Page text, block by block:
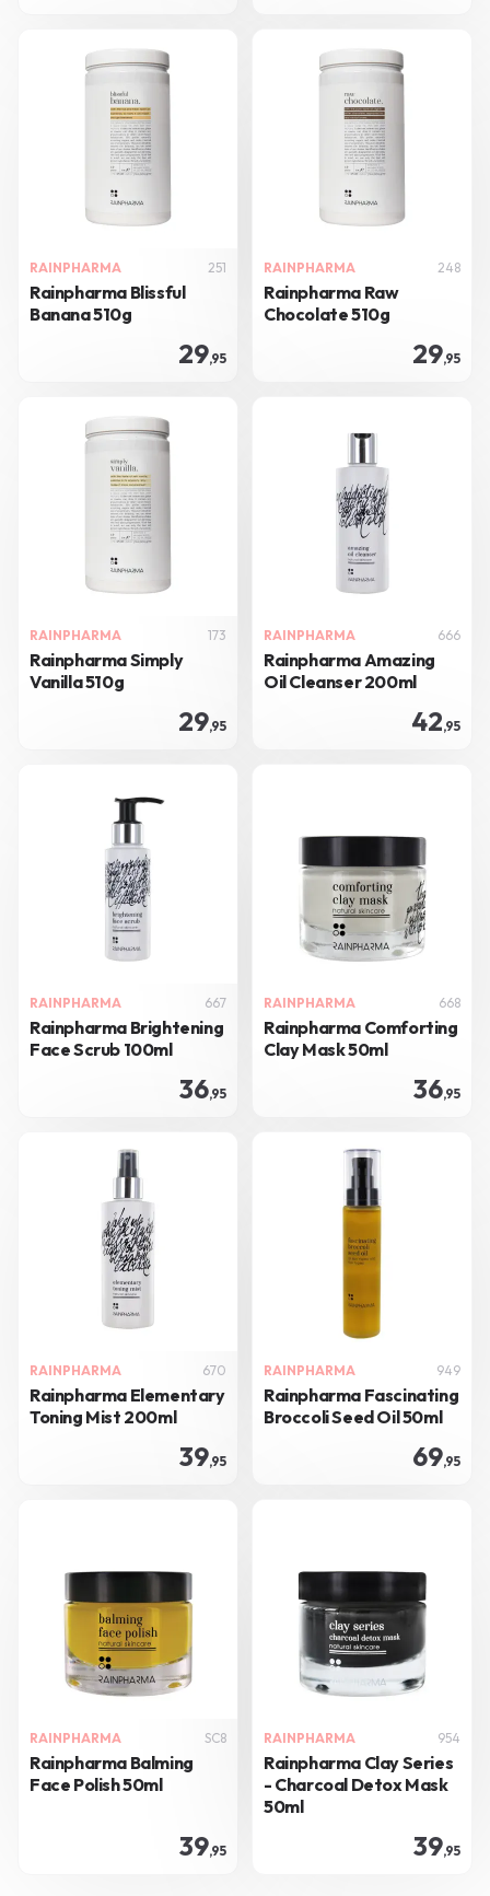
RAINPHARMA 251
Rainpharma Blissful
Banana 510g
29,95
RAINPHARMA 248
Rainpharma Raw
Chocolate 510g
29,95
RAINPHARMA 173
Rainpharma Simply
Vanilla 510g
29,95
RAINPHARMA 666
Rainpharma Amazing
Oil Cleanser 200ml
42,95
RAINPHARMA 667
Rainpharma Brightening
Face Scrub 100ml
36,95
RAINPHARMA 668
Rainpharma Comforting
Clay Mask 50ml
36,95
RAINPHARMA 670
Rainpharma Elementary
Toning Mist 200ml
39,95
RAINPHARMA 949
Rainpharma Fascinating
Broccoli Seed Oil 50ml
69,95
RAINPHARMA SC8
Rainpharma Balming
Face Polish 50ml
39,95
RAINPHARMA 954
Rainpharma Clay Series
- Charcoal Detox Mask
50ml
39,95